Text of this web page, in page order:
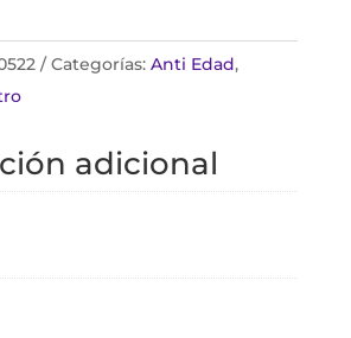
Categorías: Anti Edad,
adicional